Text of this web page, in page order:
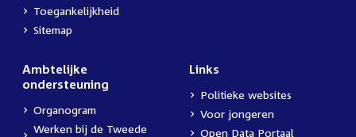
Toegankelijkheid
Sitemap
Ambtelijke
ondersteuning
Organogram
Werken bij de Tweede
Links
Politieke websites
Voor jongeren
Open Data Portaal